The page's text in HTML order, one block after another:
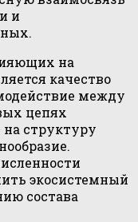
и
на
качество
между
цепях
на структуру
экосистемный
состава